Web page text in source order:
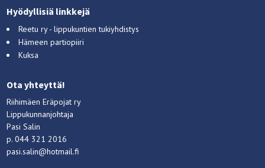
Hyödyllisiä linkkejä
Reetu ry - lippukuntien tukiyhdistys
Hämeen partiopiiri
Kuksa
Ota yhteyttä!
Riihimäen Eräpojat ry
Lippukunnanjohtaja
Pasi Salin
p. 044 321 2016
pasi.salin@hotmail.fi